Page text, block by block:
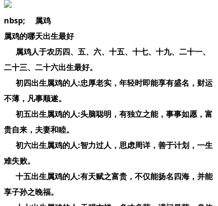
nbsp; 属鸡
属鸡的哪天出生最好
属鸡人于农历四、五、六、十五、十七、十九、二十一、
二十三、二十六出生最好。
初四出生属鸡的人:忠厚老实，年轻时即能享有盛名，财运
不薄，凡事顺遂。
初五出生属鸡的人:头脑聪明，有独立之能，事事如愿，富
贵自来，夫妻和睦。
初六出生属鸡的人:智力过人，思虑周详，善于计划，一生
难失败。
十五出生属鸡的人:有天赋之富贵，不仅能扬名四海，并能
享子孙之晚福。